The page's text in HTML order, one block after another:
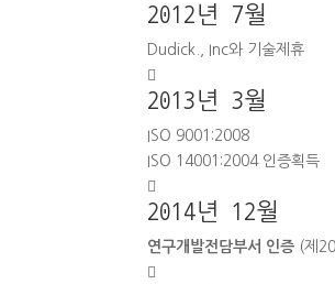
2012년 7월
Dudick., Inc와 기술제휴

2013년 3월
ISO 9001:2008
ISO 14001:2004 인증획득

2014년 12월
연구개발전담부서 인증 (제
